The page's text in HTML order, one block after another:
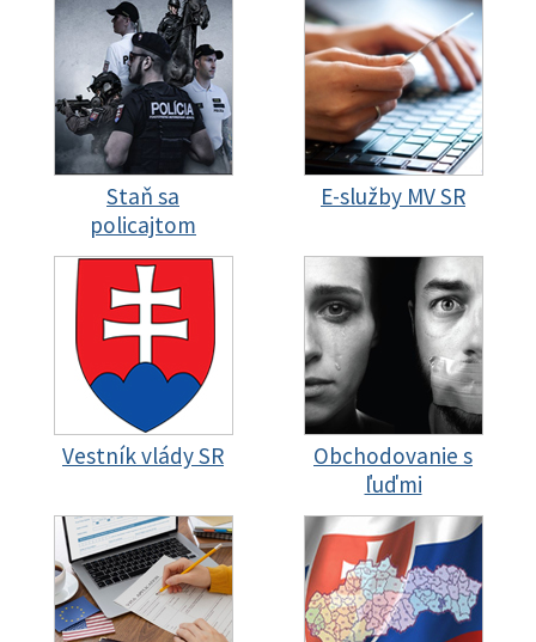
Staň sa
policajtom
E-služby MV SR
Vestník vlády SR
Obchodovanie s
ľuďmi